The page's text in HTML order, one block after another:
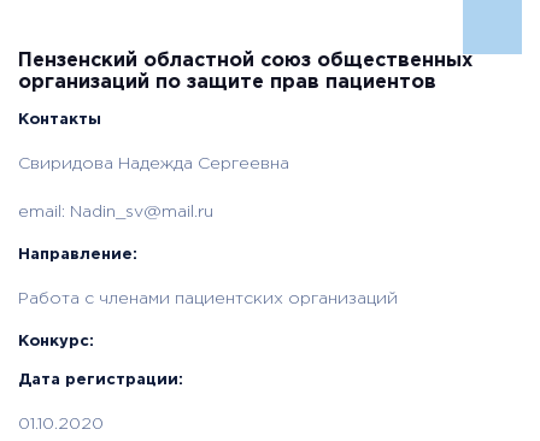
Пензенский областной союз общественных
организаций по защите прав пациентов
Контакты
Свиридова Надежда Сергеевна
email: Nadin_sv@mail.ru
Направление:
Работа с членами пациентских организаций
Конкурс:
Дата регистрации:
01.10.2020